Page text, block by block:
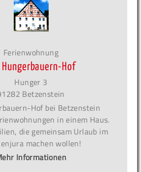
Ferienwohnung
Hungerbauern-Hof
Hunger 3
Betzenstein
Hof bei Betzenstein
in einem Haus.
die gemeinsam Urlaub im
machen wollen!
Informationen